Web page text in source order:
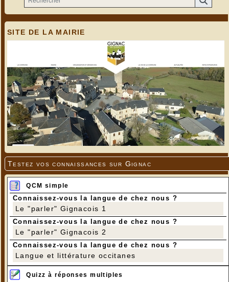
SITE DE LA MAIRIE
Testez vos connaissances sur Gignac
QCM simple
Connaissez-vous la langue de chez nous ?
Le "parler" Gignacois 1
Connaissez-vous la langue de chez nous ?
Le "parler" Gignacois 2
Connaissez-vous la langue de chez nous ?
Langue et littérature occitanes
Quizz à réponses multiples